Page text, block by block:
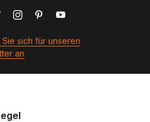
sich für unseren
an